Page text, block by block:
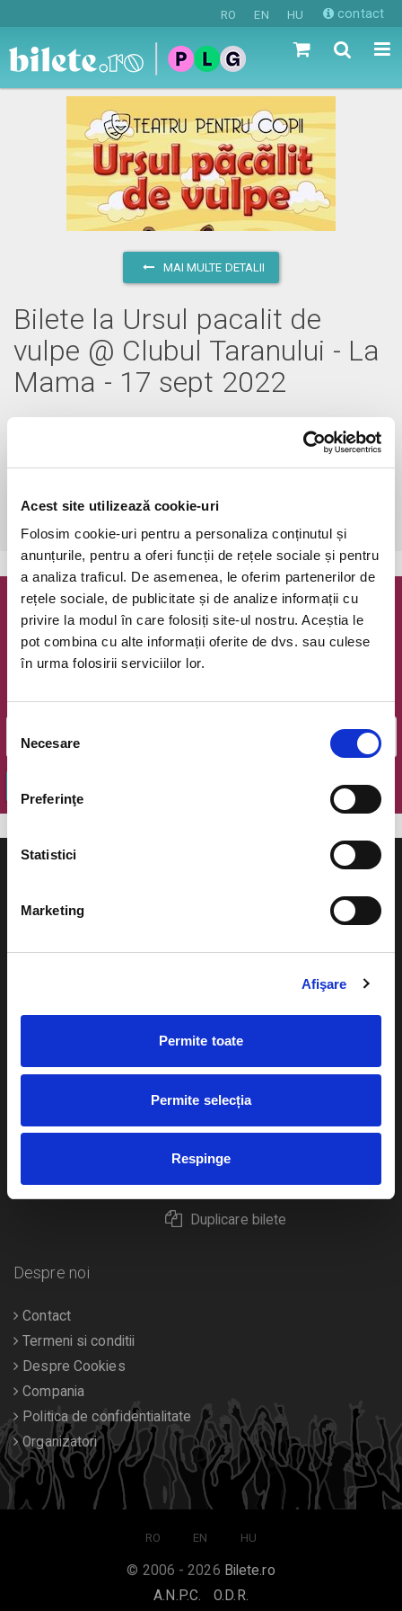
Acest site utilizează cookie-uri
Folosim cookie-uri pentru a personaliza conținutul și
anunțurile, pentru a oferi funcții de rețele sociale și pentru
a analiza traficul. De asemenea, le oferim partenerilor de
rețele sociale, de publicitate și de analize informații cu
privire la modul în care folosiți site-ul nostru. Aceștia le
pot combina cu alte informații oferite de dvs. sau culese
în urma folosirii serviciilor lor.
consimțământului
Necesare
Preferinţe
Statistici
Marketing
Afişare
Permite toate
Permite selecția
Respinge
RO EN HU contact
MAI MULTE DETALII
Bilete la Ursul pacalit de
vulpe @ Clubul Taranului - La
Mama - 17 sept 2022
Bucuresti, Clubul Taranului - La Mama (Intrarea Monetariei nr. 3,
Sector 1)vezi pe harta
Pentru copiii cu vârsta de peste 1 an se achită bilet.
Newsletter @ Bilete.ro
Oferte exclusive si o editie saptamanala cu cele mai noi
Email
Plata online sau cash
Livrare prin curier
Duplicare bilete
Sport
Diverse
Despre noi
Contact
Termeni si conditii
Despre Cookies
Compania
Politica de confidentialitate
Organizatori
RO EN HU
© 2006 - 2026 Bilete.ro
A.N.P.C.
O.D.R.